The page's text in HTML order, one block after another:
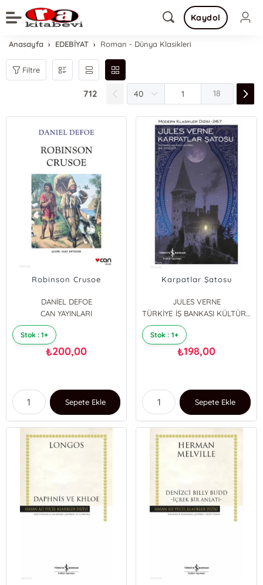
Kaydol
Anasayfa EDEBİYAT Roman - Dünya Klasikleri
Filtre
712 18
Robinson Crusoe
DANİEL DEFOE
CAN YAYINLARI
Stok : 1+
₺200,00
Sepete Ekle
Karpatlar Şatosu
JULES VERNE
TÜRKİYE İŞ BANKASI KÜLTÜR YAYINLARI
Stok : 1+
₺198,00
Sepete Ekle